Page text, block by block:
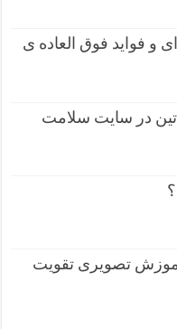
فواید فوق العاده ی
در سایت سلامت
تصویری تقویت